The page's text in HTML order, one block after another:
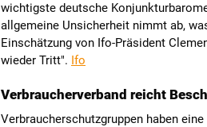
wichtigste deutsche
allgemeine Unsicherheit nimmt ab,
Einschätzung von Ifo-Präsident
wieder Tritt". Ifo
Verbraucherverband reicht
Verbraucherschutzgruppen haben